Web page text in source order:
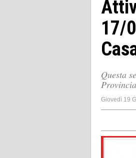
17/
Questa
Giovedì 19